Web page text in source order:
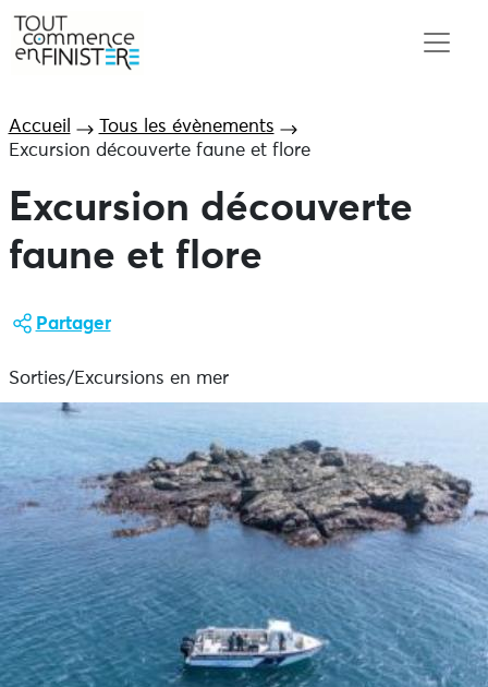
Accueil
Tous les évènements
Excursion découverte faune et flore
Excursion découverte
faune et flore
Partager
Sorties/Excursions en mer